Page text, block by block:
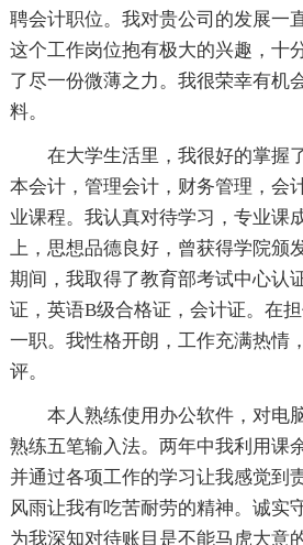
聘会计职位。我对贵公司的发展一
这个工作岗位抱有极大的兴趣，十
了尽一份微薄之力。我很荣幸有机
料。
在大学生活里，我很好的掌握
本会计，管理会计，财务管理，会
业课程。我认真对待学习，专业课
上，思想品德良好，曾获得学院颁
期间，我取得了教育部考试中心认
证，英语B级合格证，会计证。在
一职。我性格开朗，工作充满热情
评。
本人熟练使用办公软件，对电
熟练五笔输入法。两年中我利用课
并通过各项工作的学习让我感觉到
风雨让我有吃苦耐劳的精神。诚实
为我深知对待账目是不能马虎大意